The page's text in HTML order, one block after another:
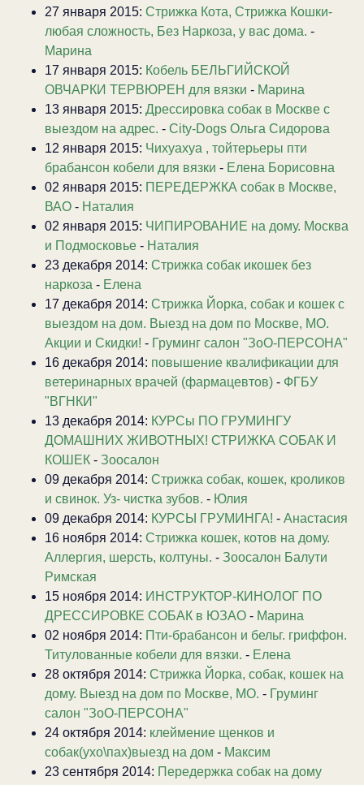
27 января 2015: Стрижка Кота, Стрижка Кошки-
любая сложность, Без Наркоза, у вас дома. -
Марина
17 января 2015: Кобель БЕЛЬГИЙСКОЙ
ОВЧАРКИ ТЕРВЮРЕН для вязки - Марина
13 января 2015: Дрессировка собак в Москве с
выездом на адрес. - City-Dogs Ольга Сидорова
12 января 2015: Чихуахуа , тойтерьеры пти
брабансон кобели для вязки - Елена Борисовна
02 января 2015: ПЕРЕДЕРЖКА собак в Москве,
ВАО - Наталия
02 января 2015: ЧИПИРОВАНИЕ на дому. Москва
и Подмосковье - Наталия
23 декабря 2014: Стрижка собак икошек без
наркоза - Елена
17 декабря 2014: Стрижка Йорка, собак и кошек с
выездом на дом. Выезд на дом по Москве, МО.
Акции и Скидки! - Груминг салон "ЗоО-ПЕРСОНА"
16 декабря 2014: повышение квалификации для
ветеринарных врачей (фармацевтов) - ФГБУ
"ВГНКИ"
13 декабря 2014: КУРСы ПО ГРУМИНГУ
ДОМАШНИХ ЖИВОТНЫХ! СТРИЖКА СОБАК И
КОШЕК - Зоосалон
09 декабря 2014: Стрижка собак, кошек, кроликов
и свинок. Уз- чистка зубов. - Юлия
09 декабря 2014: КУРСЫ ГРУМИНГА! - Анастасия
16 ноября 2014: Стрижка кошек, котов на дому.
Аллергия, шерсть, колтуны. - Зоосалон Балути
Римская
15 ноября 2014: ИНСТРУКТОР-КИНОЛОГ ПО
ДРЕССИРОВКЕ СОБАК в ЮЗАО - Марина
02 ноября 2014: Пти-брабансон и бельг. гриффон.
Титулованные кобели для вязки. - Елена
28 октября 2014: Стрижка Йорка, собак, кошек на
дому. Выезд на дом по Москве, МО. - Груминг
салон "ЗоО-ПЕРСОНА"
24 октября 2014: клеймение щенков и
собак(ухо\пах)выезд на дом - Максим
23 сентября 2014: Передержка собак на дому